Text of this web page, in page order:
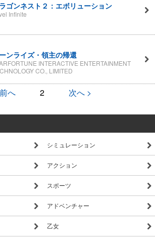
ゴンネスト２：エボリューション
Infinite
ンライズ・領主の帰還
INTERACTIVE ENTERTAINMENT
CO., LIMITED
へ 2 次へ >
シミュレーション
アクション
スポーツ
アドベンチャー
乙女